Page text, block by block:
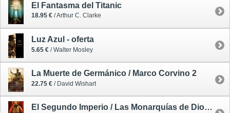
El Fantasma del Titanic
18.95 € / Arthur C. Clarke
Luz Azul - oferta
5.65 € / Walter Mosley
La Muerte de Germánico / Marco Corvino 2
22.75 € / David Wishart
El Segundo Imperio / Las Monarquías de Dios 4